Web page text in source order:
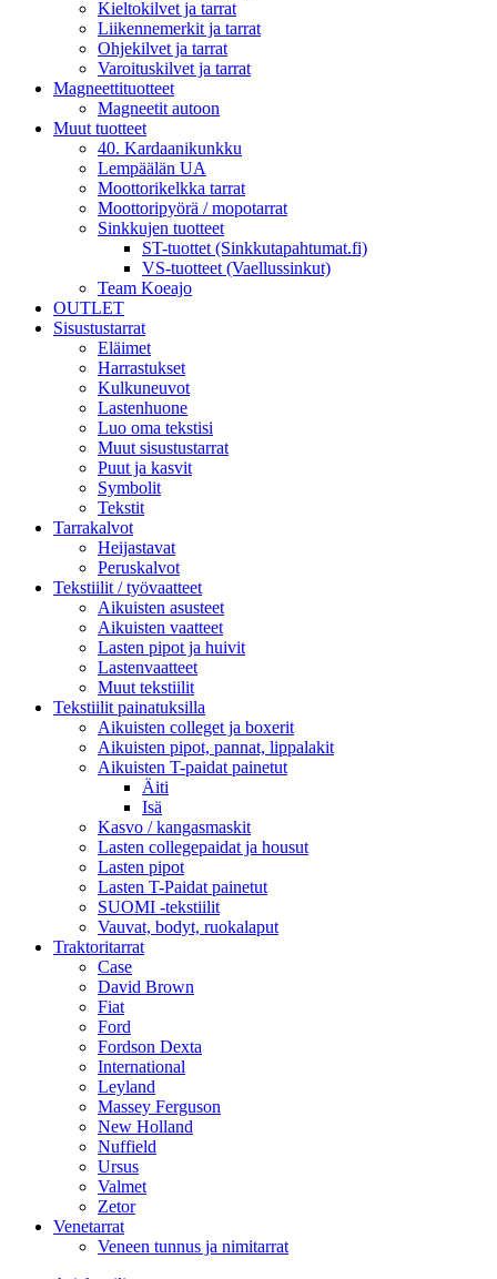
Kieltokilvet ja tarrat
Liikennemerkit ja tarrat
Ohjekilvet ja tarrat
Varoituskilvet ja tarrat
Magneettituotteet
Magneetit autoon
Muut tuotteet
40. Kardaanikunkku
Lempäälän UA
Moottorikelkka tarrat
Moottoripyörä / mopotarrat
Sinkkujen tuotteet
ST-tuottet (Sinkkutapahtumat.fi)
VS-tuotteet (Vaellussinkut)
Team Koeajo
OUTLET
Sisustustarrat
Eläimet
Harrastukset
Kulkuneuvot
Lastenhuone
Luo oma tekstisi
Muut sisustustarrat
Puut ja kasvit
Symbolit
Tekstit
Tarrakalvot
Heijastavat
Peruskalvot
Tekstiilit / työvaatteet
Aikuisten asusteet
Aikuisten vaatteet
Lasten pipot ja huivit
Lastenvaatteet
Muut tekstiilit
Tekstiilit painatuksilla
Aikuisten colleget ja boxerit
Aikuisten pipot, pannat, lippalakit
Aikuisten T-paidat painetut
Äiti
Isä
Kasvo / kangasmaskit
Lasten collegepaidat ja housut
Lasten pipot
Lasten T-Paidat painetut
SUOMI -tekstiilit
Vauvat, bodyt, ruokalaput
Traktoritarrat
Case
David Brown
Fiat
Ford
Fordson Dexta
International
Leyland
Massey Ferguson
New Holland
Nuffield
Ursus
Valmet
Zetor
Venetarrat
Veneen tunnus ja nimitarrat